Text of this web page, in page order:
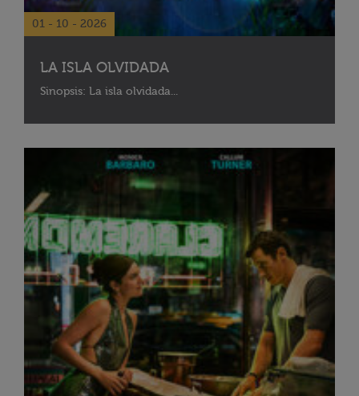
01 - 10 - 2026
LA ISLA OLVIDADA
Sinopsis: La isla olvidada...